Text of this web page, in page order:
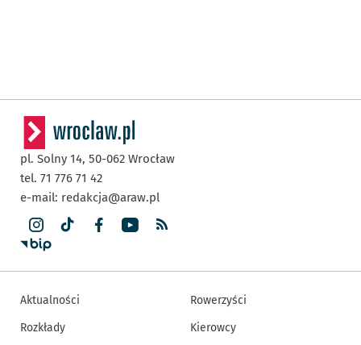
pl. Solny 14, 50-062 Wrocław
tel. 71 776 71 42
e-mail: redakcja@araw.pl
Aktualności
Rozkłady
Rowerzyści
Kierowcy